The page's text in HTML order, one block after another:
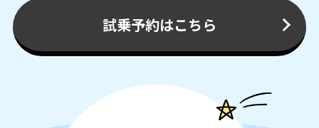
試乗予約はこちら